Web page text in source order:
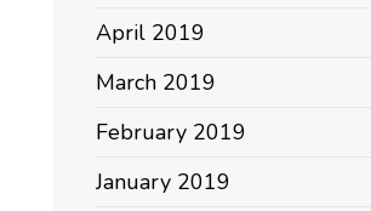
April 2019
March 2019
February 2019
January 2019